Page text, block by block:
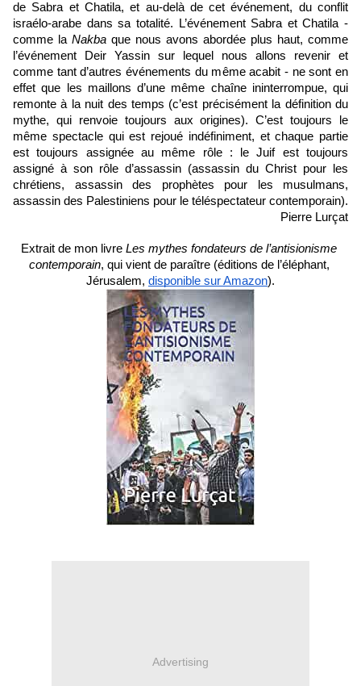
de Sabra et Chatila, et au-delà de cet événement, du conflit
israélo-arabe dans sa totalité. L’événement Sabra et Chatila -
comme la Nakba que nous avons abordée plus haut, comme
l’événement Deir Yassin sur lequel nous allons revenir et
comme tant d’autres événements du même acabit - ne sont en
effet que les maillons d’une même chaîne ininterrompue, qui
remonte à la nuit des temps (c’est précisément la définition du
mythe, qui renvoie toujours aux origines). C’est toujours le
même spectacle qui est rejoué indéfiniment, et chaque partie
est toujours assignée au même rôle : le Juif est toujours
assigné à son rôle d’assassin (assassin du Christ pour les
chrétiens, assassin des prophètes pour les musulmans,
assassin des Palestiniens pour le téléspectateur contemporain).
Pierre Lurçat
Extrait de mon livre Les mythes fondateurs de l’antisionisme
contemporain, qui vient de paraître (éditions de l’éléphant,
Jérusalem, disponible sur Amazon).
Advertising